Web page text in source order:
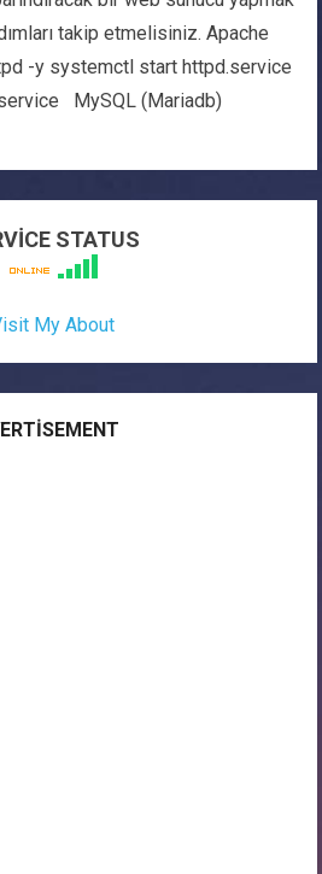
takip etmelisiniz. Apache
-y systemctl start httpd.service
MySQL (Mariadb)
STATUS
My About